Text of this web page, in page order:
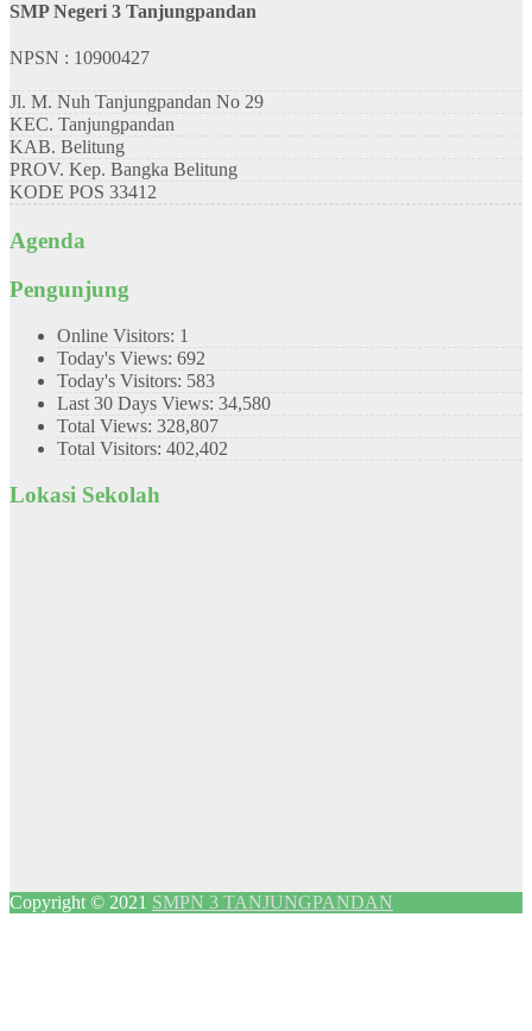
SMP Negeri 3 Tanjungpandan
NPSN : 10900427
Jl. M. Nuh Tanjungpandan No 29
KEC. Tanjungpandan
KAB. Belitung
PROV. Kep. Bangka Belitung
KODE POS 33412
Agenda
Pengunjung
Online Visitors: 1
Today's Views: 692
Today's Visitors: 583
Last 30 Days Views: 34,580
Total Views: 328,807
Total Visitors: 402,402
Lokasi Sekolah
Copyright © 2021 SMPN 3 TANJUNGPANDAN